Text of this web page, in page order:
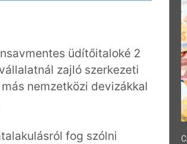
üdítőitaloké 2
zajló szerkezeti
nemzetközi devizákkal
fog szólni